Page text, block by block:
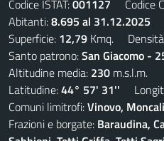
Codice ISTAT:001127 Codice
Abitanti:8.695 al 31.12.2025
Superficie: 12,79 Kmq.
Santo patrono:San Giacomo -
Altitudine media: 230 m.s.l.m.
Latitudine:44° 57' 31''
Comuni limitrofi:Vinovo,
Frazioni e borgate: Baraudina,